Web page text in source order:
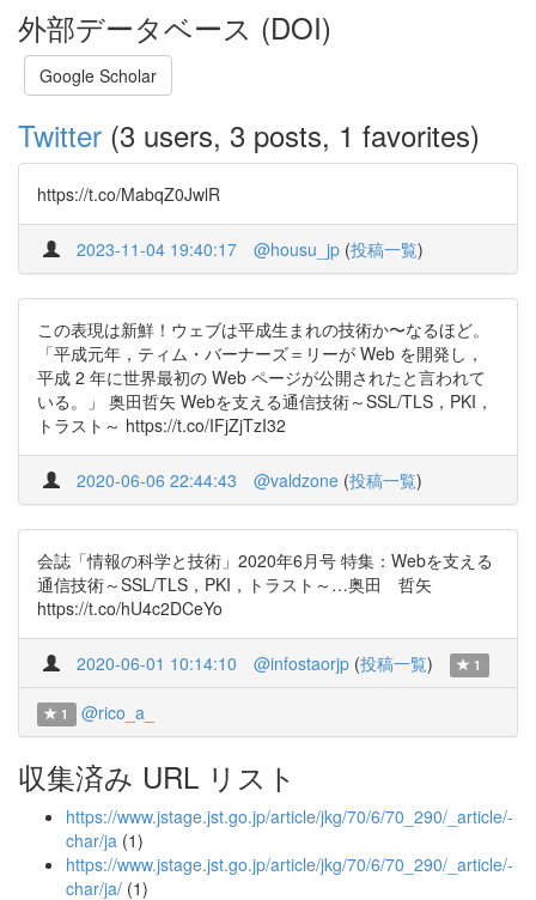
外部データベース (DOI)
Google Scholar
Twitter (3 users, 3 posts, 1 favorites)
https://t.co/MabqZ0JwlR
2023-11-04 19:40:17 @housu_jp (投稿一覧)
この表現は新鮮！ウェブは平成生まれの技術か〜なるほど。
「平成元年，ティム・バーナーズ＝リーが Web を開発し，
平成 2 年に世界最初の Web ページが公開されたと言われて
いる。」 奥田哲矢 Webを支える通信技術～SSL/TLS，PKI，
トラスト～ https://t.co/IFjZjTzI32
2020-06-06 22:44:43 @valdzone (投稿一覧)
会誌「情報の科学と技術」2020年6月号 特集：Webを支える
通信技術～SSL/TLS，PKI，トラスト～…奥田 哲矢
https://t.co/hU4c2DCeYo
2020-06-01 10:14:10 @infostaorjp (投稿一覧) 1
1 @rico_a_
収集済み URL リスト
https://www.jstage.jst.go.jp/article/jkg/70/6/70_290/_article/-
char/ja (1)
https://www.jstage.jst.go.jp/article/jkg/70/6/70_290/_article/-
char/ja/ (1)